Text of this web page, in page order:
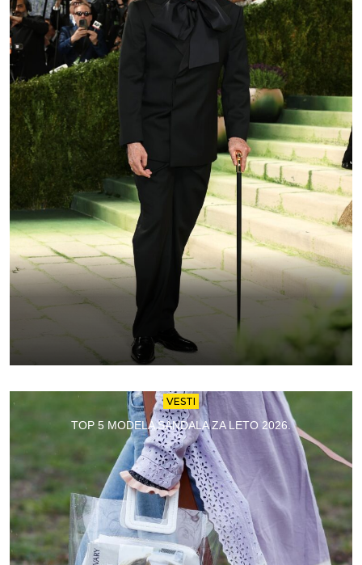
VESTI
TOP 5 MODELA SANDALA ZA LETO 2026.